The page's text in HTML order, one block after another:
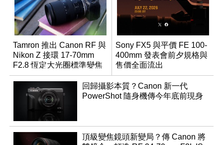
Tamron 推出 Canon RF 與
Nikon Z 接環 17-70mm
F2.8 恆定大光圈標準變焦
鏡
Sony FX5 與平價 FE 100-
400mm 發表會前夕規格與
售價全面流出
回歸攝影本質？Canon 新一代
PowerShot 隨身機傳今年底前現身
頂級變焦鏡頭新變局？傳 Canon 將